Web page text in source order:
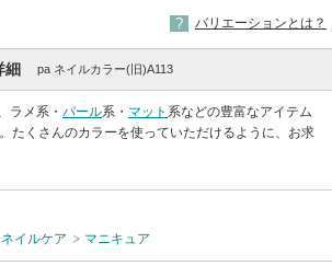
バリエーションとは？
細 pa ネイルカラー(旧)A113
ラメ系・ パール系・ マット 系などの豊富なアイテム
たくさんのカラーを使っていただけるように、お求
イルケア マニキュア